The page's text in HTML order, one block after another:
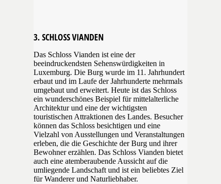
3. SCHLOSS VIANDEN
Das Schloss Vianden ist eine der
beeindruckendsten Sehenswürdigkeiten in
Luxemburg. Die Burg wurde im 11. Jahrhundert
erbaut und im Laufe der Jahrhunderte mehrmals
umgebaut und erweitert. Heute ist das Schloss
ein wunderschönes Beispiel für mittelalterliche
Architektur und eine der wichtigsten
touristischen Attraktionen des Landes. Besucher
können das Schloss besichtigen und eine
Vielzahl von Ausstellungen und Veranstaltungen
erleben, die die Geschichte der Burg und ihrer
Bewohner erzählen. Das Schloss Vianden bietet
auch eine atemberaubende Aussicht auf die
umliegende Landschaft und ist ein beliebtes Ziel
für Wanderer und Naturliebhaber.